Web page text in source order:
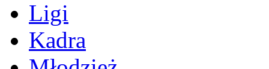
Ligi
Kadra